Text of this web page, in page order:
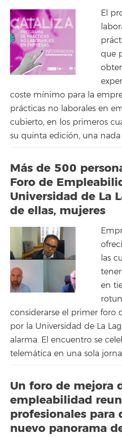
El
que
coste mínimo para la
prácticas no laborales en
cubierto, en los primeros
su quinta edición, una nada
Más de 500
Foro de
Universidad de La
de ellas, mujeres
las
en
considerarse el primer foro
por la Universidad de La
alarma. El encuentro se
telemática en una sola
Un foro de mejora
empleabilidad
profesionales para
nuevo panorama